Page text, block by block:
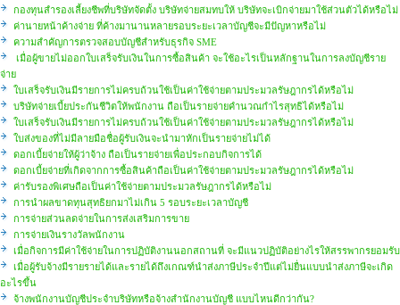
กองทุนสำรองเลี้ยงชีพที่บริษัทจัดตั้ง บริษัทจ่ายสมทบให้ บริษัทจะเบิกจ่ายมาใช้ส่วนตัวได้หรือไม่
ค่านายหน้าค้างจ่าย ที่ค้างมานานหลายรอบระยะเวลาบัญชีจะมีปัญหาหรือไม่
ความสำคัญการตรวจสอบบัญชีสำหรับธุรกิจ SME
เมื่อผู้ขายไม่ออกใบเสร็จรับเงินในการซื้อสินค้า จะใช้อะไรเป็นหลักฐานในการลงบัญชีราย
จ่าย
ใบเสร็จรับเงินมีรายการไม่ครบถ้วนใช้เป็นค่าใช้จ่ายตามประมวลรัษฎากรได้หรือไม่
บริษัทจ่ายเบี้ยประกันชีวิตให้พนักงาน ถือเป็นรายจ่ายคำนวณกำไรสุทธิได้หรือไม่
ใบเสร็จรับเงินมีรายการไม่ครบถ้วนใช้เป็นค่าใช้จ่ายตามประมวลรัษฎากรได้หรือไม่
ใบส่งของที่ไม่มีลายมือชื่อผู้รับเงินจะนำมาหักเป็นรายจ่ายไม่ได้
ดอกเบี้ยจ่ายให้ผู้ว่าจ้าง ถือเป็นรายจ่ายเพื่อประกอบกิจการได้
ดอกเบี้ยจ่ายที่เกิดจากการซื้อสินค้าถือเป็นค่าใช้จ่ายตามประมวลรัษฎากรได้หรือไม่
ค่ารับรองพิเศษถือเป็นค่าใช้จ่ายตามประมวลรัษฎากรได้หรือไม่
การนำผลขาดทุนสุทธิยกมาไม่เกิน 5 รอบระยะเวลาบัญชี
การจ่ายส่วนลดจ่ายในการส่งเสริมการขาย
การจ่ายเงินรางวัลพนักงาน
เมื่อกิจการมีค่าใช้จ่ายในการปฏิบัติงานนอกสถานที่ จะมีแนวปฏิบัติอย่างไรให้สรรพากรยอมรับ
เมื่อผู้รับจ้างมีรายรายได้และรายได้ถึงเกณฑ์นำส่งภาษีประจำปีแต่ไม่ยื่นแบบนำส่งภาษีจะเกิด
อะไรขึ้น
จ้างพนักงานบัญชีประจำบริษัทหรือจ้างสำนักงานบัญชี แบบไหนดีกว่ากัน?